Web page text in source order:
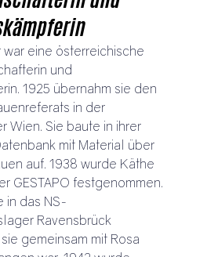
eine österreichische
und
1925 übernahm sie den
in der
Wien. Sie baute in ihrer
mit Material über
auf. 1938 wurde Käthe
GESTAPO festgenommen.
in das NS-
Ravensbrück
gemeinsam mit Rosa